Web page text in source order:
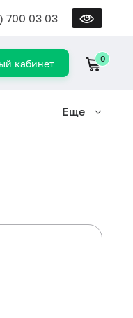
700 03 03
кабинет 0
Еще